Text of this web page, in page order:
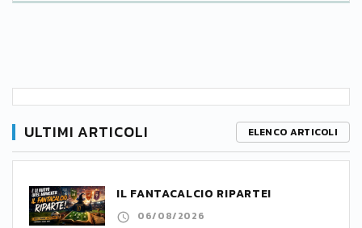
ULTIMI ARTICOLI ELENCO ARTICOLI
IL FANTACALCIO RIPARTE!
06/08/2026